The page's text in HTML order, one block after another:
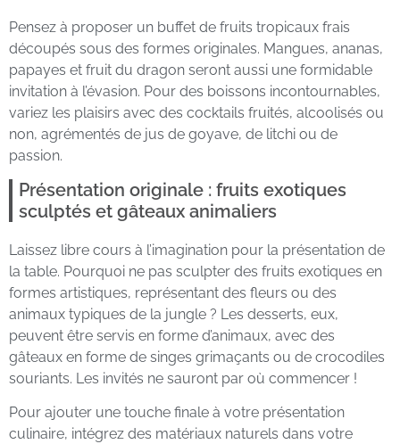
Pensez à proposer un buffet de fruits tropicaux frais
découpés sous des formes originales. Mangues, ananas,
papayes et fruit du dragon seront aussi une formidable
invitation à l’évasion. Pour des boissons incontournables,
variez les plaisirs avec des cocktails fruités, alcoolisés ou
non, agrémentés de jus de goyave, de litchi ou de
passion.
Présentation originale : fruits exotiques
sculptés et gâteaux animaliers
Laissez libre cours à l’imagination pour la présentation de
la table. Pourquoi ne pas sculpter des fruits exotiques en
formes artistiques, représentant des fleurs ou des
animaux typiques de la jungle ? Les desserts, eux,
peuvent être servis en forme d’animaux, avec des
gâteaux en forme de singes grimaçants ou de crocodiles
souriants. Les invités ne sauront par où commencer !
Pour ajouter une touche finale à votre présentation
culinaire, intégrez des matériaux naturels dans votre